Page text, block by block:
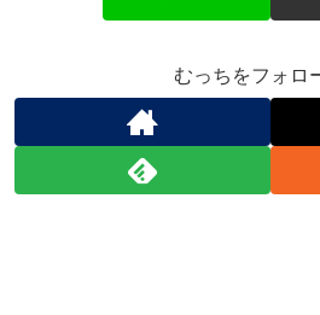
むっちをフォロ